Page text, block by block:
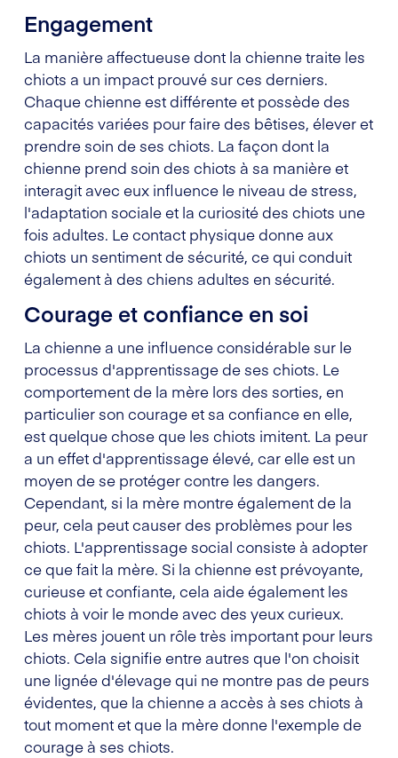
Engagement
La manière affectueuse dont la chienne traite les
chiots a un impact prouvé sur ces derniers.
Chaque chienne est différente et possède des
capacités variées pour faire des bêtises, élever et
prendre soin de ses chiots. La façon dont la
chienne prend soin des chiots à sa manière et
interagit avec eux influence le niveau de stress,
l'adaptation sociale et la curiosité des chiots une
fois adultes. Le contact physique donne aux
chiots un sentiment de sécurité, ce qui conduit
également à des chiens adultes en sécurité.
Courage et confiance en soi
La chienne a une influence considérable sur le
processus d'apprentissage de ses chiots. Le
comportement de la mère lors des sorties, en
particulier son courage et sa confiance en elle,
est quelque chose que les chiots imitent. La peur
a un effet d'apprentissage élevé, car elle est un
moyen de se protéger contre les dangers.
Cependant, si la mère montre également de la
peur, cela peut causer des problèmes pour les
chiots. L'apprentissage social consiste à adopter
ce que fait la mère. Si la chienne est prévoyante,
curieuse et confiante, cela aide également les
chiots à voir le monde avec des yeux curieux.
Les mères jouent un rôle très important pour leurs
chiots. Cela signifie entre autres que l'on choisit
une lignée d'élevage qui ne montre pas de peurs
évidentes, que la chienne a accès à ses chiots à
tout moment et que la mère donne l'exemple de
courage à ses chiots.